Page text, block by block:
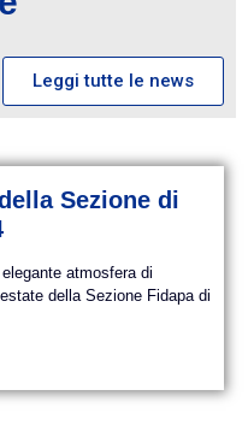
Leggi tutte le news
Sezione di
atmosfera di
della Sezione Fidapa di